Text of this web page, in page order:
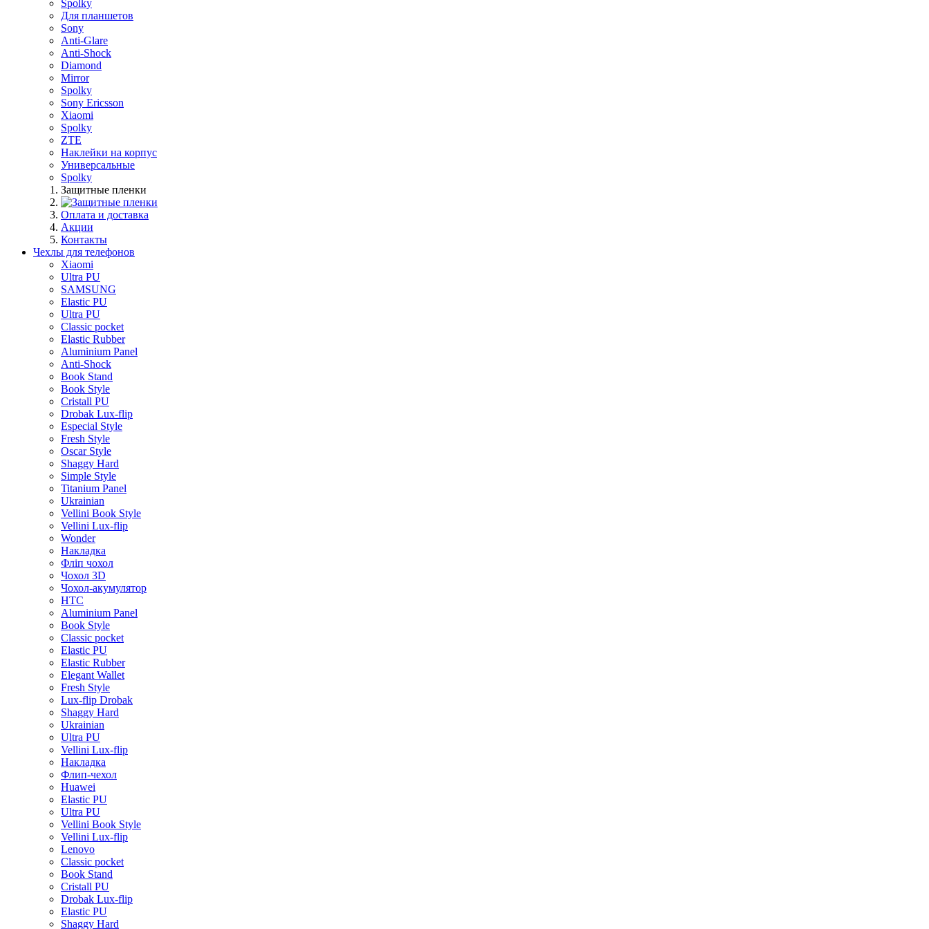
Spolky
Для планшетов
Sony
Anti-Glare
Anti-Shock
Diamond
Mirror
Spolky
Sony Ericsson
Xiaomi
Spolky
ZTE
Наклейки на корпус
Универсальные
Spolky
Защитные пленки
Оплата и доставка
Акции
Контакты
Чехлы для телефонов
Xiaomi
Ultra PU
SAMSUNG
Elastic PU
Ultra PU
Classic pocket
Elastic Rubber
Aluminium Panel
Anti-Shock
Book Stand
Book Style
Cristall PU
Drobak Lux-flip
Especial Style
Fresh Style
Oscar Style
Shaggy Hard
Simple Style
Titanium Panel
Ukrainian
Vellini Book Style
Vellini Lux-flip
Wonder
Накладка
Фліп чохол
Чохол 3D
Чохол-акумулятор
HTC
Aluminium Panel
Book Style
Classic pocket
Elastic PU
Elastic Rubber
Elegant Wallet
Fresh Style
Lux-flip Drobak
Shaggy Hard
Ukrainian
Ultra PU
Vellini Lux-flip
Накладка
Флип-чехол
Huawei
Elastic PU
Ultra PU
Vellini Book Style
Vellini Lux-flip
Lenovo
Classic pocket
Book Stand
Cristall PU
Drobak Lux-flip
Elastic PU
Shaggy Hard